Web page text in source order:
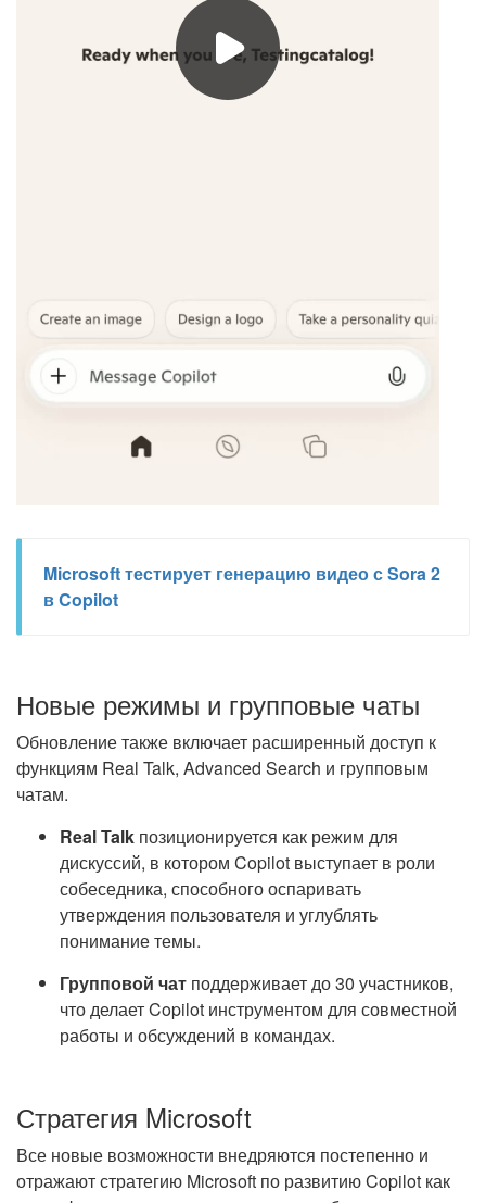
Microsoft тестирует генерацию видео с Sora 2
в Copilot
Новые режимы и групповые чаты
Обновление также включает расширенный доступ к
функциям Real Talk, Advanced Search и групповым
чатам.
Real Talk позиционируется как режим для
дискуссий, в котором Copilot выступает в роли
собеседника, способного оспаривать
утверждения пользователя и углублять
понимание темы.
Групповой чат поддерживает до 30 участников,
что делает Copilot инструментом для совместной
работы и обсуждений в командах.
Стратегия Microsoft
Все новые возможности внедряются постепенно и
отражают стратегию Microsoft по развитию Copilot как